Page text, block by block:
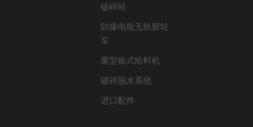
破碎站
防爆电瓶无轨胶轮
车
重型板式给料机
破碎脱水系统
进口配件